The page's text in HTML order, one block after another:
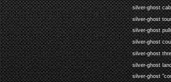
silver-ghost
silver-ghost
silver-ghost
silver-ghost
silver-ghost
silver-ghost
silver-ghost